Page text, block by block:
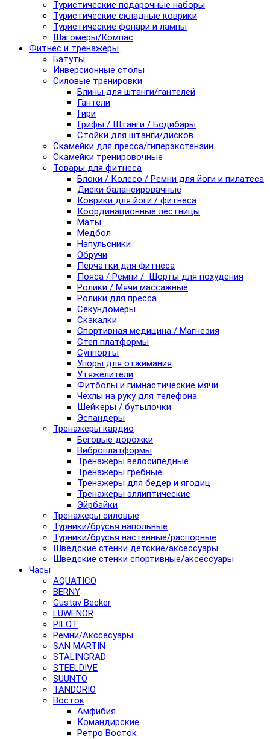
Туристические подарочные наборы
Туристические складные коврики
Туристические фонари и лампы
Шагомеры/Компас
Фитнес и тренажеры
Батуты
Инверсионные столы
Силовые тренировки
Блины для штанги/гантелей
Гантели
Гири
Грифы / Штанги / Бодибары
Стойки для штанги/дисков
Скамейки для пресса/гиперэкстензии
Скамейки тренировочные
Товары для фитнеса
Блоки / Колесо / Ремни для йоги и пилатеса
Диски балансировачные
Коврики для йоги / фитнеса
Координационные лестницы
Маты
Медбол
Напульсники
Обручи
Перчатки для фитнеса
Пояса / Ремни / Шорты для похудения
Ролики / Мячи массажные
Ролики для пресса
Секундомеры
Скакалки
Спортивная медицина / Магнезия
Степ платформы
Суппорты
Упоры для отжимания
Утяжелители
Фитболы и гимнастические мячи
Чехлы на руку для телефона
Шейкеры / бутылочки
Эспандеры
Тренажеры кардио
Беговые дорожки
Виброплатформы
Тренажеры велосипедные
Тренажеры гребные
Тренажеры для бедер и ягодиц
Тренажеры эллиптические
Эйрбайки
Тренажеры силовые
Турники/брусья напольные
Турники/брусья настенные/распорные
Шведские стенки детские/аксессуары
Шведские стенки спортивные/аксессуары
Часы
AQUATICO
BERNY
Gustav Becker
LUWENOR
PILOT
Pемни/Акссесуары
SAN MARTIN
STALINGRAD
STEELDIVE
SUUNTO
TANDORIO
Восток
Амфибия
Командирские
Ретро Восток